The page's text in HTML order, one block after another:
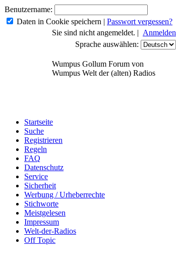
Benutzername:
Daten in Cookie speichern | Passwort vergessen?
Sie sind nicht angemeldet. | Anmelden
Sprache auswählen:
Wumpus Gollum Forum von
Wumpus Welt der (alten) Radios
Startseite
Suche
Registrieren
Regeln
FAQ
Datenschutz
Service
Sicherheit
Werbung / Urheberrechte
Stichworte
Meistgelesen
Impressum
Welt-der-Radios
Off Topic